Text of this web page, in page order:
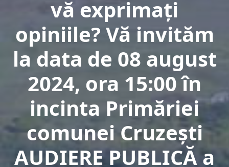
vă exprimaţi
opiniile? Vă invităm
la data de 08 august
2024, ora 15:00 în
incinta Primăriei
comunei Cruzeşti
AUDIERE PUBLICĂ a